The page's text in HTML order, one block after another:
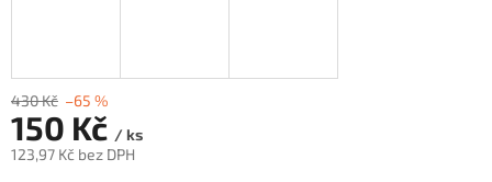
430 Kč –65 %
150 Kč / ks
123,97 Kč bez DPH